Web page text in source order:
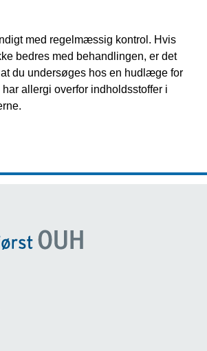
med regelmæssig kontrol. Hvis
bedres med behandlingen, er det
du undersøges hos en hudlæge for
allergi overfor indholdsstoffer i